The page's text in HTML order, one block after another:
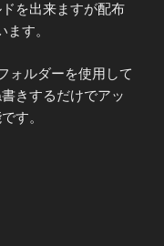
を出来ますが配布
す。
ルダーを使用して
きするだけでアッ
す。